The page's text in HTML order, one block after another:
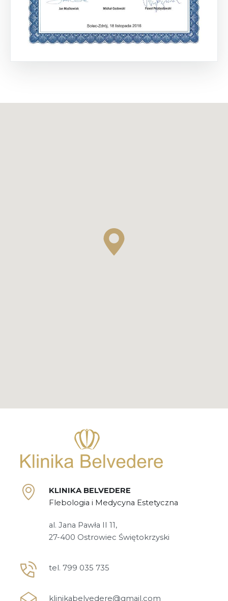
KLINIKA BELVEDERE
Flebologia i Medycyna Estetyczna
al. Jana Pawła II 11,
27-400 Ostrowiec Świętokrzyski
tel. 799 035 735
klinikabelvedere@gmail.com